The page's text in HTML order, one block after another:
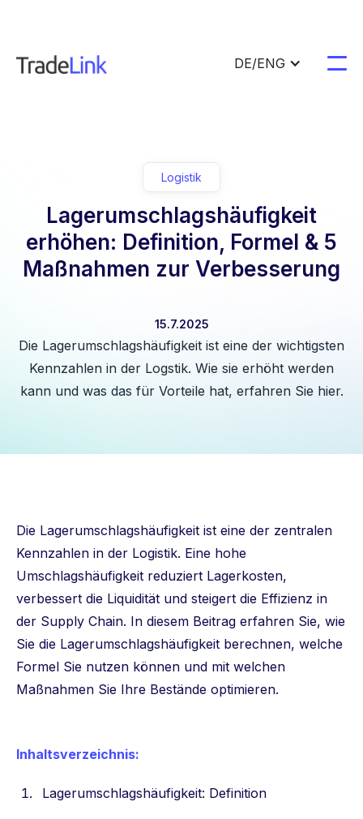
DE/ENG
Logistik
Lagerumschlagshäufigkeit
erhöhen: Definition, Formel & 5
Maßnahmen zur Verbesserung
15.7.2025
Die Lagerumschlagshäufigkeit ist eine der wichtigsten
Kennzahlen in der Logstik. Wie sie erhöht werden
kann und was das für Vorteile hat, erfahren Sie hier.
Die Lagerumschlagshäufigkeit ist eine der zentralen
Kennzahlen in der Logistik. Eine hohe
Umschlagshäufigkeit reduziert Lagerkosten,
verbessert die Liquidität und steigert die Effizienz in
der Supply Chain. In diesem Beitrag erfahren Sie, wie
Sie die Lagerumschlagshäufigkeit berechnen, welche
Formel Sie nutzen können und mit welchen
Maßnahmen Sie Ihre Bestände optimieren.
Inhaltsverzeichnis:
Lagerumschlagshäufigkeit: Definition